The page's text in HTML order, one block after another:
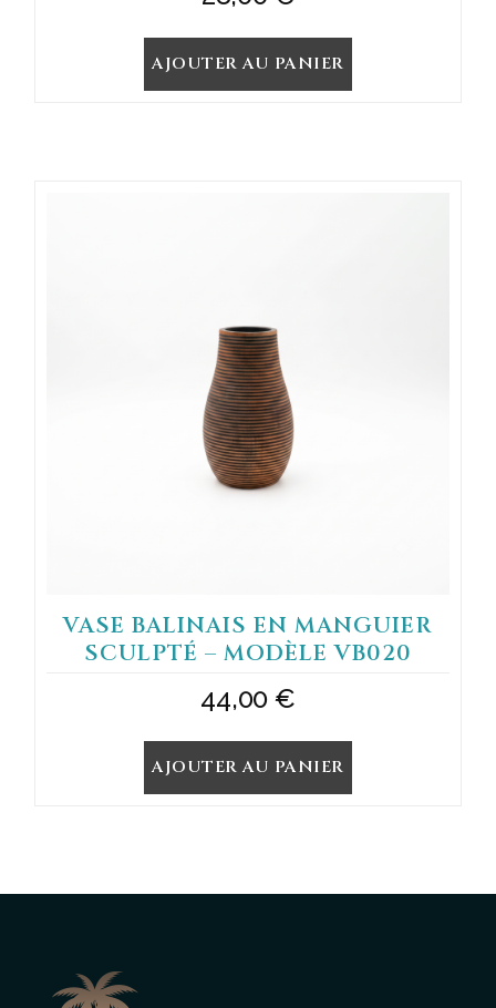
AJOUTER AU PANIER
VASE BALINAIS EN MANGUIER
SCULPTÉ – MODÈLE VB020
44,00 €
AJOUTER AU PANIER